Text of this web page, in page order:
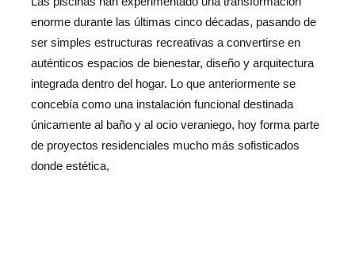
enorme durante las últimas cinco décadas, pasando de
ser simples estructuras recreativas a convertirse en
auténticos espacios de bienestar, diseño y arquitectura
integrada dentro del hogar. Lo que anteriormente se
concebía como una instalación funcional destinada
únicamente al baño y al ocio veraniego, hoy forma parte
de proyectos residenciales mucho más sofisticados
donde estética,